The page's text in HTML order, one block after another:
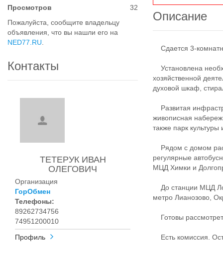
Просмотров
32
Пожалуйста, сообщите владельцу
объявления, что вы нашли его на
NED77.RU
Контакты
ТЕТЕРУК ИВАН
ОЛЕГОВИЧ
Организация
ГорОбмен
Телефоны:
89262734756
74951200010
Профиль
Описание
Сдается 3-
Установлена
хозяйственной
духовой шкаф,
Развитая
живописная
также парк культуры
Рядом с домом
регулярные
МЦД Химки и
До станции МЦД
метро Лианозово,
Готовы
Есть комиссия.